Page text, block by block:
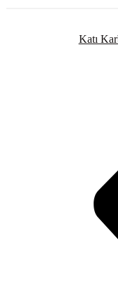
Katı